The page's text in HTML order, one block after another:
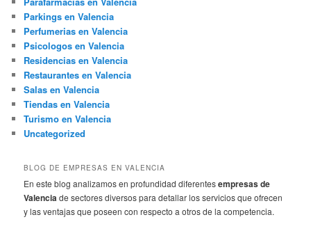
Parkings en Valencia
Perfumerias en Valencia
Psicologos en Valencia
Residencias en Valencia
Restaurantes en Valencia
Salas en Valencia
Tiendas en Valencia
Turismo en Valencia
Uncategorized
BLOG DE EMPRESAS EN VALENCIA
En este blog analizamos en profundidad diferentesempresas de
Valenciade sectores diversos para detallar los servicios que ofrecen
y las ventajas que poseen con respecto a otros de la competencia.